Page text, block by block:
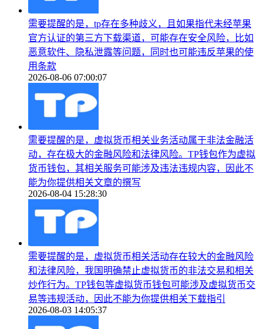
需要提醒的是，tp存在多种歧义，且如果指代未经苹果
官方认证的第三方下载渠道，可能存在安全风险，比如
恶意软件、隐私泄露等问题，同时也可能违反苹果的使
用条款
2026-08-06 07:00:07
需要提醒的是，虚拟货币相关业务活动属于非法金融活
动，存在极大的金融风险和法律风险。TP钱包作为虚拟
货币钱包，其相关服务可能涉及违法违规内容，因此不
能为你提供相关文章的撰写
2026-08-04 15:28:30
需要提醒的是，虚拟货币相关活动存在较大的金融风险
和法律风险，我国明确禁止虚拟货币的非法交易和相关
炒作行为。TP钱包等虚拟货币钱包可能涉及虚拟货币交
易等违规活动，因此不能为你提供相关下载指引
2026-08-03 14:05:37